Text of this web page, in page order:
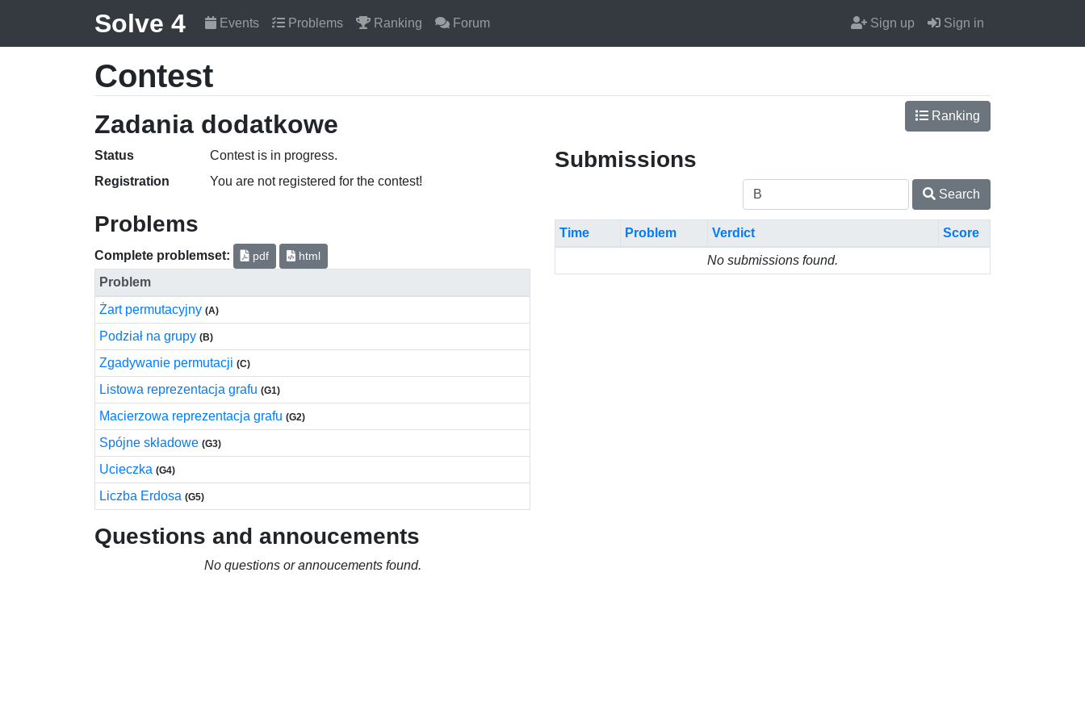
Solve 4 Events Problems Ranking Forum Sign up Sign in
Contest
Zadania dodatkowe Ranking
Status
Contest is in progress.
Registration
You are not registered for the contest!
Problems
Complete problemset: pdf html
Problem
Żart permutacyjny (A)
Podział na grupy (B)
Zgadywanie permutacji (C)
Listowa reprezentacja grafu (G1)
Macierzowa reprezentacja grafu (G2)
Spójne składowe (G3)
Ucieczka (G4)
Liczba Erdosa (G5)
Questions and annoucements
No questions or annoucements found.
Submissions
Search
Time Problem Verdict
Score
No submissions found.